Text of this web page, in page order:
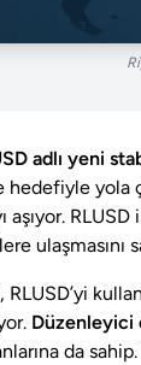
adlı yeni
hedefiyle yola
aşıyor.
ulaşmasını
RLUSD’yi
Düzenleyici
da